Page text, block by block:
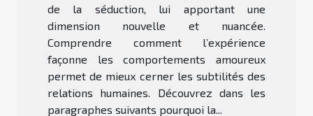
de la séduction, lui apportant une
dimension nouvelle et nuancée.
Comprendre comment l’expérience
façonne les comportements amoureux
permet de mieux cerner les subtilités des
relations humaines. Découvrez dans les
paragraphes suivants pourquoi la...